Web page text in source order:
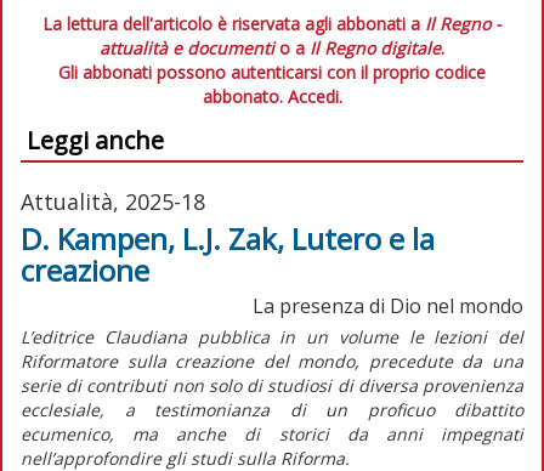
La lettura dell'articolo è riservata agli abbonati a Il Regno -
attualità e documentio a Il Regno digitale.
Gli abbonati possono autenticarsi con il proprio codice
abbonato. Accedi.
Leggi anche
Attualità, 2025-18
D. Kampen, L.J. Zak, Lutero e la
creazione
La presenza di Dio nel mondo
L’editrice Claudiana pubblica in un volume le lezioni del
Riformatore sulla creazione del mondo, precedute da una
serie di contributi non solo di studiosi di diversa provenienza
ecclesiale, a testimonianza di un proficuo dibattito
ecumenico, ma anche di storici da anni impegnati
nell’approfondire gli studi sulla Riforma.